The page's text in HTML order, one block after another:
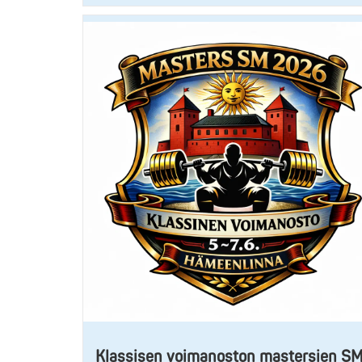
Klassisen voimanoston mastersien